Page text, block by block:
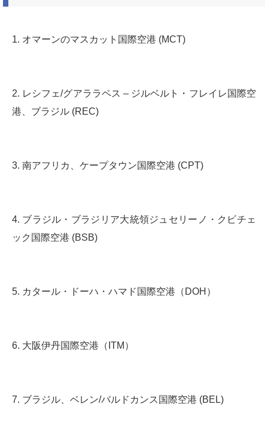
1. オマーンのマスカット国際空港 (MCT)
2. レシフェ/グアララペス – ジルベルト・フレイレ国際空
港、ブラジル (REC)
3. 南アフリカ、ケープタウン国際空港 (CPT)
4. ブラジル・ブラジリア大統領ジュセリーノ・クビチェ
ック国際空港 (BSB)
5. カタール・ドーハ・ハマド国際空港（DOH）
6. 大阪伊丹国際空港（ITM）
7. ブラジル、ベレン/バルドカンス国際空港 (BEL)